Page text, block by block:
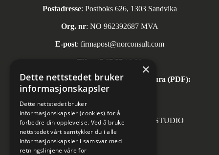
Postadresse: Postboks 626, 1303 Sandvika
Org. nr: NO 962392687 MVA
E-post: firmapost@norconsult.com
Tlf: +47 67 57 10 00
Automatisk mottak av inngående faktura (PDF):
invoice.no@norconsult.com
Forsidefoto: RASMUS HJORTSHOJ STUDIO
×
Dette nettstedet bruker
informasjonskapsler
Dette nettstedet bruker
informasjonskapsler (cookies) for å
forbedre din opplevelse. Ved å bruke
nettstedet vårt samtykker du i alle
informasjonskapsler i samsvar med
retningslinjene våre for